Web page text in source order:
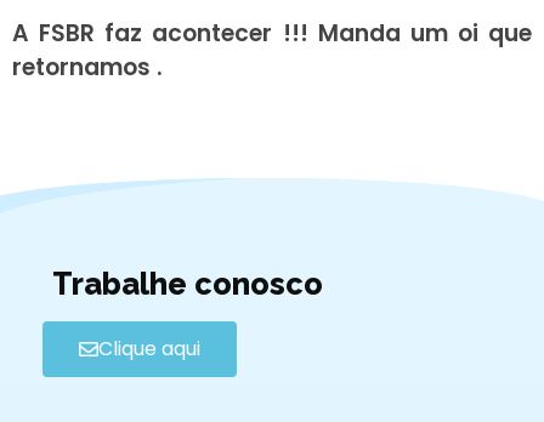
A FSBR faz acontecer !!! Manda um oi que
retornamos .
Trabalhe conosco
Clique aqui